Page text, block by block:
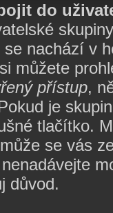
do
nachází v
můžete
přístup,
je
tlačítko.
se vás
důvod.